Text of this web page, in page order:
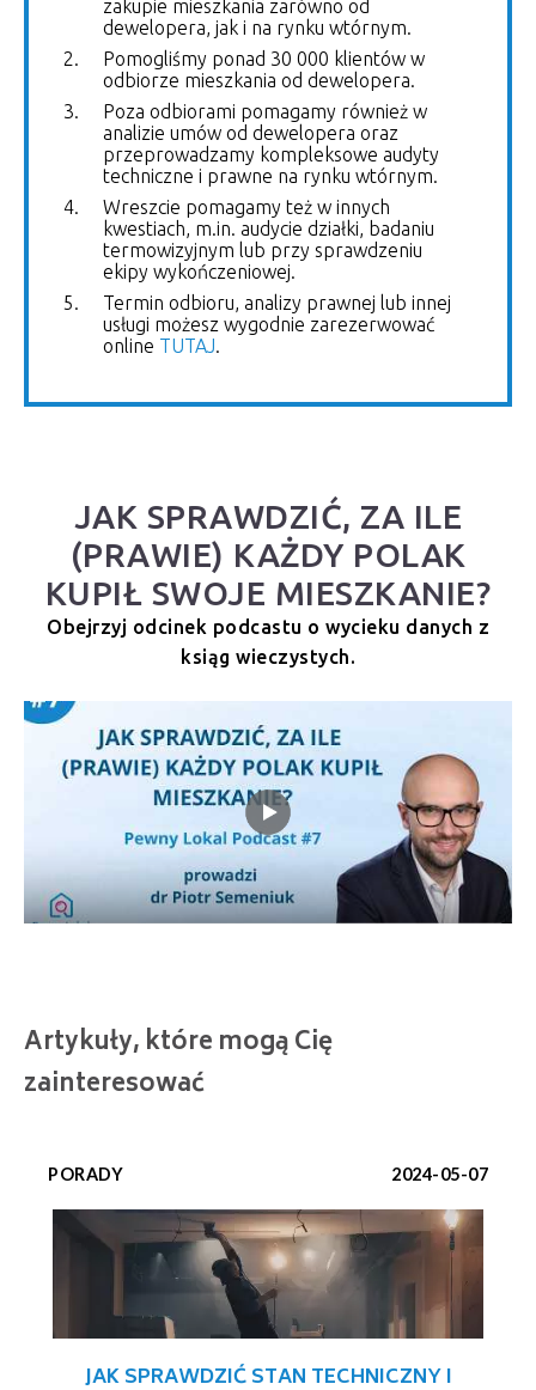
zakupie mieszkania zarówno od
dewelopera, jak i na rynku wtórnym.
Pomogliśmy ponad 30 000 klientów w
odbiorze mieszkania od dewelopera.
Poza odbiorami pomagamy również w
analizie umów od dewelopera oraz
przeprowadzamy kompleksowe audyty
techniczne i prawne na rynku wtórnym.
Wreszcie pomagamy też w innych
kwestiach, m.in. audycie działki, badaniu
termowizyjnym lub przy sprawdzeniu
ekipy wykończeniowej.
Termin odbioru, analizy prawnej lub innej
usługi możesz wygodnie zarezerwować
online TUTAJ
JAK SPRAWDZIĆ, ZA ILE
(PRAWIE) KAŻDY POLAK
KUPIŁ SWOJE MIESZKANIE?
Obejrzyj odcinek podcastu o wycieku danych z
ksiąg wieczystych.
Artykuły, które mogą Cię
zainteresować
PORADY 2024-05-07
JAK SPRAWDZIĆ STAN TECHNICZNY I